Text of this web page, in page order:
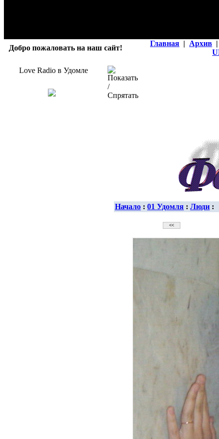
Добро пожаловать на наш сайт!
Главная | Архив |
Love Radio в Удомле
Начало : 01 Удомля : Люди :